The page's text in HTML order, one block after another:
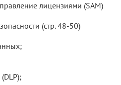
лицензиями (SAM)
(стр. 48-50)